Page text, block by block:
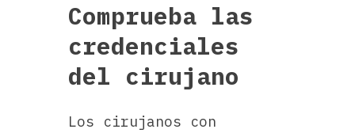
Comprueba las
credenciales
del cirujano
Los cirujanos con